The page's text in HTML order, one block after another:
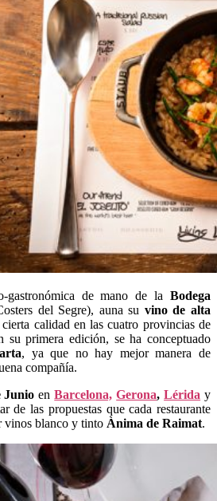
gastronómica de mano de la Bodega
del Segre), auna su vino de alta
cierta calidad en las cuatro provincias de
su primera edición, se ha conceptuado
, ya que no hay mejor manera de
compañía.
Junio enBarcelona, Gerona,Lérida y
de las propuestas que cada restaurante
vinos blanco y tinto Ànima de Raimat.